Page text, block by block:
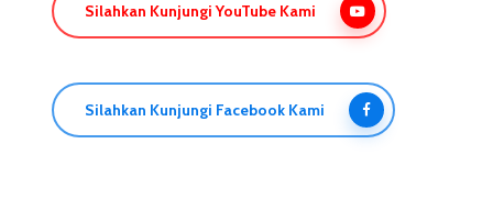
Silahkan Kunjungi YouTube Kami
Silahkan Kunjungi Facebook Kami